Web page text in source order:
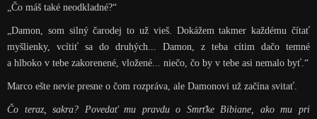
„Čo máš také neodkladné?“
„Damon, som silný čarodej to už vieš. Dokážem takmer každému čítať
myšlienky, vcítiť sa do druhých... Damon, z teba cítim dačo temné
a hlboko v tebe zakorenené, vložené... niečo, čo by v tebe asi nemalo byť.“
Marco ešte nevie presne o čom rozpráva, ale Damonovi už začína svitať.
Čo teraz, sakra? Povedať mu pravdu o Smrťke Bibiane, ako mu pri